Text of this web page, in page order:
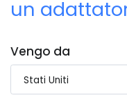
un
Vengo da